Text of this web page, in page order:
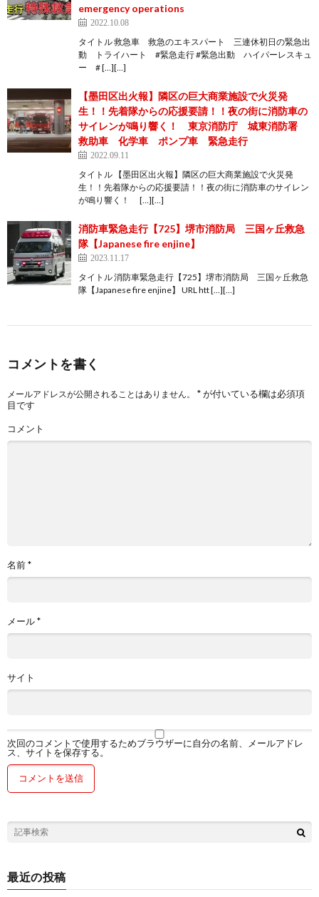
emergency operations
2022.10.08
タイトル 救急車 救急のエキスパート 三連休初日の緊急出
動 トライハート #緊急走行 #緊急出動 ハイパーレスキュ
ー # […][…]
【墨田区出火報】隣区の巨大商業施設で火災発
生！！先着隊からの応援要請！！夜の街に消防車の
サイレンが鳴り響く！ 東京消防庁 城東消防署
救助車 化学車 ポンプ車 緊急走行
2022.09.11
タイトル 【墨田区出火報】隣区の巨大商業施設で火災発
生！！先着隊からの応援要請！！夜の街に消防車のサイレン
が鳴り響く！ […][…]
消防車緊急走行【725】堺市消防局 三国ヶ丘救急
隊【Japanese fire enjine】
2023.11.17
タイトル 消防車緊急走行【725】堺市消防局 三国ヶ丘救急
隊【Japanese fire enjine】 URL htt […][…]
コメントを書く
メールアドレスが公開されることはありません。 *が付いている欄は必須項
目です
コメント
名前*
メール*
サイト
次回のコメントで使用するためブラウザーに自分の名前、メールアドレ
ス、サイトを保存する。
最近の投稿